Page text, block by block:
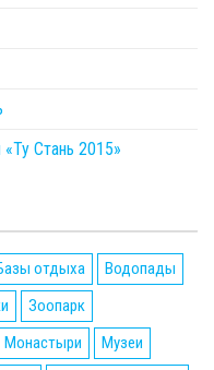
Стань 2015»
отдыха
Водопады
Зоопарк
Монастыри Музеи